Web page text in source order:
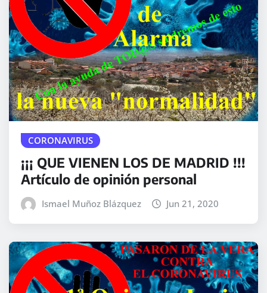
CORONAVIRUS
¡¡¡ QUE VIENEN LOS DE MADRID !!!
Artículo de opinión personal
Ismael Muñoz Blázquez Jun 21, 2020